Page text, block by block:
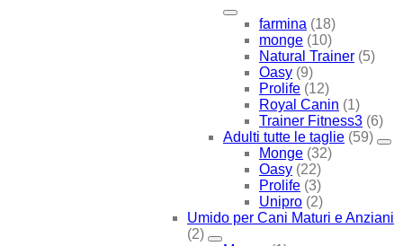
farmina (18)
monge (10)
Natural Trainer (5)
Oasy (9)
Prolife (12)
Royal Canin (1)
Trainer Fitness3 (6)
Adulti tutte le taglie (59)
Monge (32)
Oasy (22)
Prolife (3)
Unipro (2)
Umido per Cani Maturi e Anziani
(2)